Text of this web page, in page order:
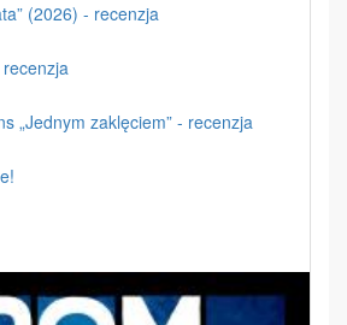
(2026) - recenzja
recenzja
„Jednym zaklęciem” - recenzja